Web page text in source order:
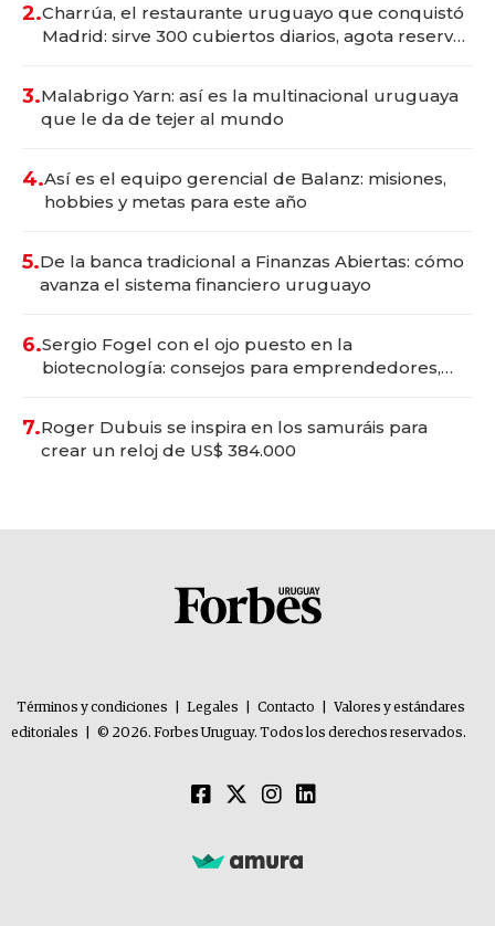
2.Charrúa, el restaurante uruguayo que conquistó
Madrid: sirve 300 cubiertos diarios, agota reservas
3.Malabrigo Yarn: así es la multinacional uruguaya
que le da de tejer al mundo
4.Así es el equipo gerencial de Balanz: misiones,
hobbies y metas para este año
5.De la banca tradicional a Finanzas Abiertas: cómo
avanza el sistema financiero uruguayo
6.Sergio Fogel con el ojo puesto en la
biotecnología: consejos para emprendedores,
7.Roger Dubuis se inspira en los samuráis para
crear un reloj de US$ 384.000
Términos y condiciones Legales Contacto
Valores y estándares
editoriales
© 2026. Forbes Uruguay. Todos los derechos reservados.